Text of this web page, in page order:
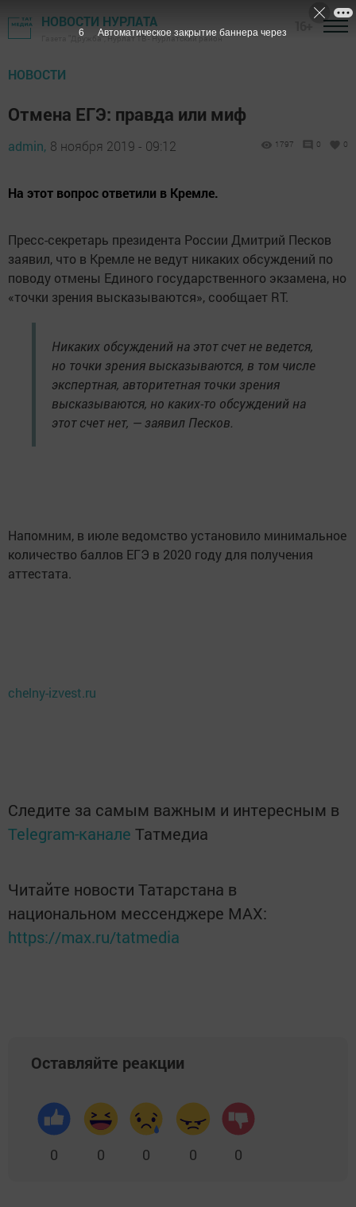
НОВОСТИ НУРЛАТА
Газета "Дружба", Нурлат ТВ - Нурлатский район
НОВОСТИ
Отмена ЕГЭ: правда или миф
admin, 8 ноября 2019 - 09:12 1797 0 0
На этот вопрос ответили в Кремле.
Пресс-секретарь президента России Дмитрий Песков
заявил, что в Кремле не ведут никаких обсуждений по
поводу отмены Единого государственного экзамена, но
«точки зрения высказываются», сообщает RT.
Никаких обсуждений на этот счет не ведется,
но точки зрения высказываются, в том числе
экспертная, авторитетная точки зрения
высказываются, но каких-то обсуждений на
этот счет нет, — заявил Песков.
Напомним, в июле ведомство установило минимальное
количество баллов ЕГЭ в 2020 году для получения
аттестата.
chelny-izvest.ru
Следите за самым важным и интересным в
Telegram-канале Татмедиа
Читайте новости Татарстана в
национальном мессенджере MАХ:
https://max.ru/tatmedia
Оставляйте реакции
0 0 0 0 0
5 Автоматическое закрытие баннера через